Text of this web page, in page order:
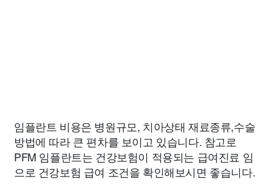
임플란트 비용은 병원규모, 치아상태 재료종류,수술
방법에 따라 큰 편차를 보이고 있습니다. 참고로
PFM 임플란트는 건강보험이 적용되는 급여진료 임
으로 건강보험 급여 조건을 확인해보시면 좋습니다.